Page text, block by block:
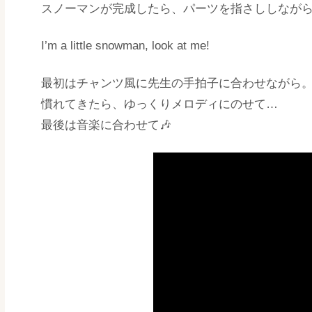
スノーマンが完成したら、パーツを指さししなが
I’m a little snowman, look at me!
最初はチャンツ風に先生の手拍子に合わせながら。
慣れてきたら、ゆっくりメロディにのせて…
最後は音楽に合わせて🎶